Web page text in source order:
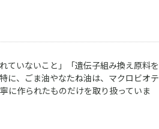
ていないこと」「遺伝子組み換え原料を
に、ごま油やなたね油は、マクロビオテ
に作られたものだけを取り扱っていま